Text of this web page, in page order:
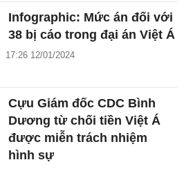
Infographic: Mức án đối với
38 bị cáo trong đại án Việt Á
17:26 12/01/2024
Cựu Giám đốc CDC Bình
Dương từ chối tiền Việt Á
được miễn trách nhiệm
hình sự